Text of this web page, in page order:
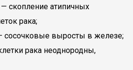
скопление атипичных
рака;
сосочковые выросты в железе;
рака неоднородны,